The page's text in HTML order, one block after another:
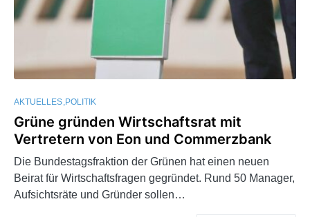
AKTUELLES POLITIK
Grüne gründen Wirtschaftsrat mit
Vertretern von Eon und Commerzbank
Die Bundestagsfraktion der Grünen hat einen neuen
Beirat für Wirtschaftsfragen gegründet. Rund 50 Manager,
Aufsichtsräte und Gründer sollen…